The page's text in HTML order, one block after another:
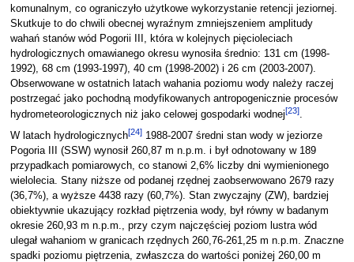
komunalnym, co ograniczyło użytkowe wykorzystanie retencji jeziornej.
Skutkuje to do chwili obecnej wyraźnym zmniejszeniem amplitudy
wahań stanów wód Pogorii III, która w kolejnych pięcioleciach
hydrologicznych omawianego okresu wynosiła średnio: 131 cm (1998-
1992), 68 cm (1993-1997), 40 cm (1998-2002) i 26 cm (2003-2007).
Obserwowane w ostatnich latach wahania poziomu wody należy raczej
postrzegać jako pochodną modyfikowanych antropogenicznie procesów
hydrometeorologicznych niż jako celowej gospodarki wodnej[23].
W latach hydrologicznych[24]1988-2007 średni stan wody w jeziorze
Pogoria III (SSW) wynosił 260,87 m n.p.m. i był odnotowany w 189
przypadkach pomiarowych, co stanowi 2,6% liczby dni wymienionego
wielolecia. Stany niższe od podanej rzędnej zaobserwowano 2679 razy
(36,7%), a wyższe 4438 razy (60,7%). Stan zwyczajny (ZW), bardziej
obiektywnie ukazujący rozkład piętrzenia wody, był równy w badanym
okresie 260,93 m n.p.m., przy czym najczęściej poziom lustra wód
ulegał wahaniom w granicach rzędnych 260,76-261,25 m n.p.m. Znaczne
spadki poziomu piętrzenia, zwłaszcza do wartości poniżej 260,00 m